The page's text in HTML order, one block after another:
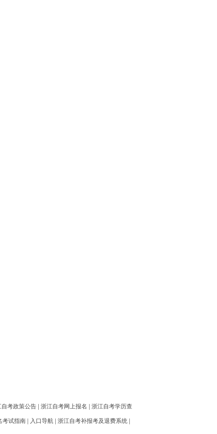
考政策公告| 浙江自考网上报名 | 浙江自考学历查
考试指南 | 入口导航 | 浙江自考补报考及退费系统 |